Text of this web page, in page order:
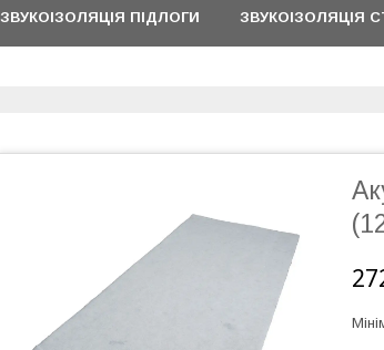
ЗВУКОІЗОЛЯЦІЯ ПІДЛОГИ ЗВУКОІЗОЛЯЦІЯ